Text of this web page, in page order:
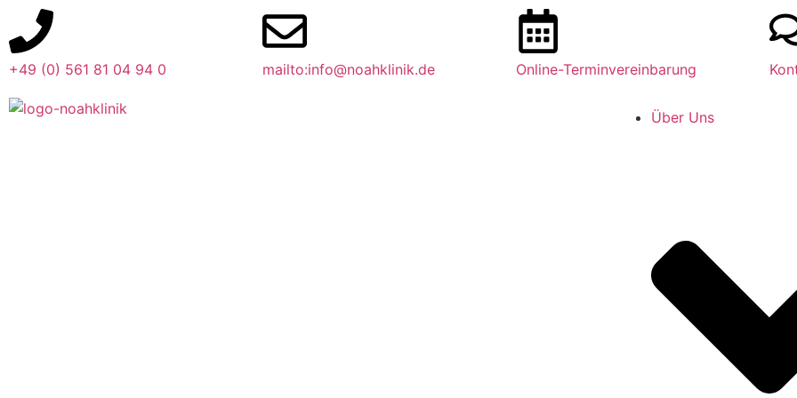
springen
+49 (0) 561 81 04 94 0 mailto:info@noahklinik.de Online-Terminvereinbarung
Über Uns